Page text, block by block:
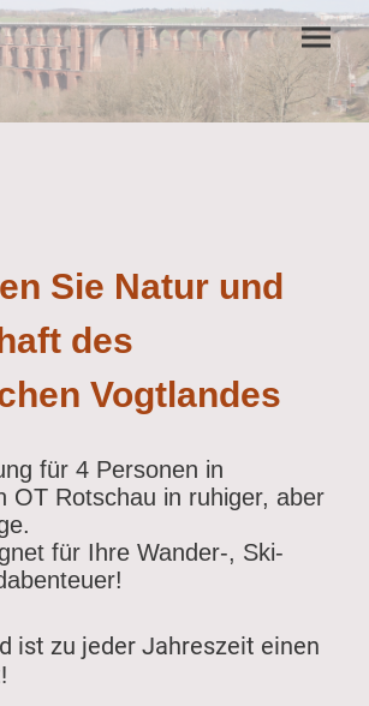
Sie Natur und
des
Vogtlandes
für 4 Personen in
OT Rotschau in ruhiger, aber
für Ihre Wander-, Ski-
ist zu jeder Jahreszeit einen